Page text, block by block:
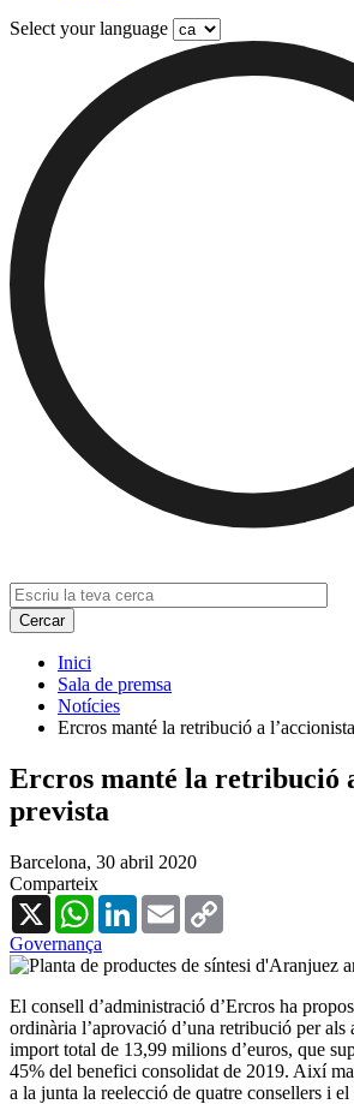
Select your language
Inici
Sala de premsa
Notícies
Ercros manté la retribució a
Ercros manté la retribució
prevista
Barcelona, 30 abril 2020
Comparteix
X
WhatsAppLinkedInEmail
Governança
El consell d’administració d’Ercros ha
ordinària l’aprovació d’una retribució per als
import total de 13,99 milions d’euros, que
45% del benefici consolidat de 2019. Així
a la junta la reelecció de quatre consellers i el